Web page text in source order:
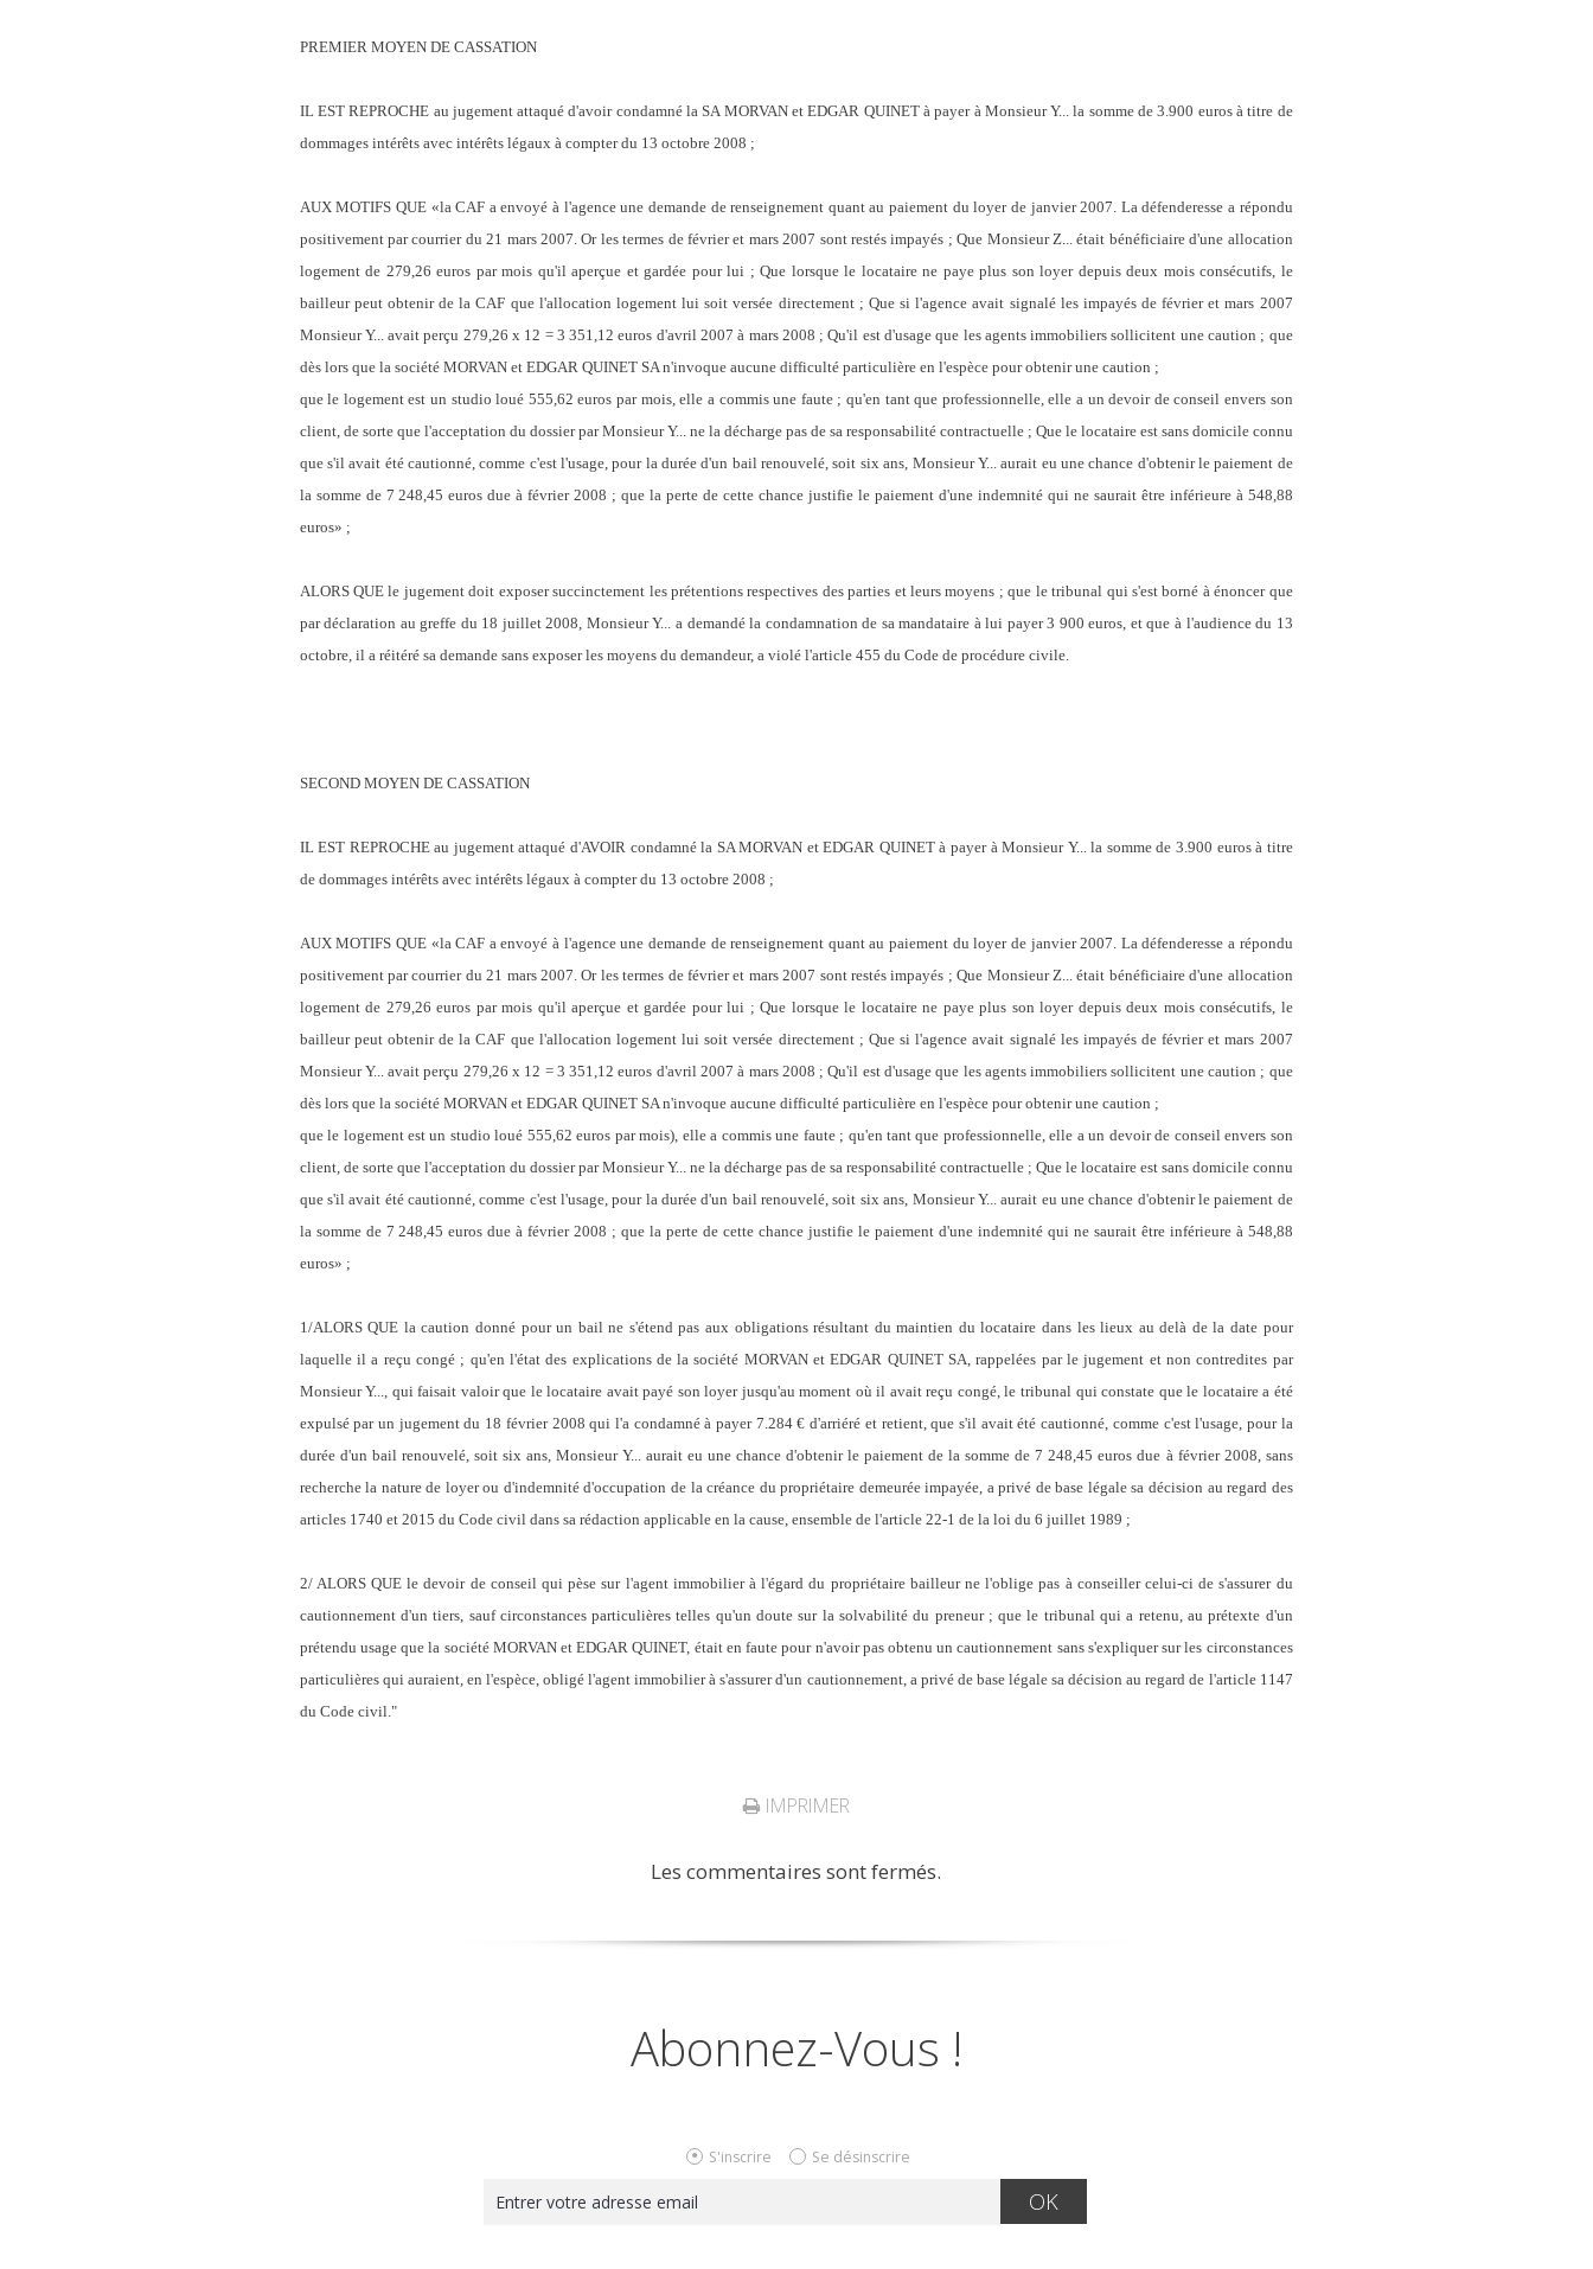
PREMIER MOYEN DE CASSATION
IL EST REPROCHE au jugement attaqué d'avoir condamné la SA MORVAN et EDGAR QUINET à payer à Monsieur Y... la somme de 3.900 euros à titre de
dommages intérêts avec intérêts légaux à compter du 13 octobre 2008 ;
AUX MOTIFS QUE «la CAF a envoyé à l'agence une demande de renseignement quant au paiement du loyer de janvier 2007. La défenderesse a répondu
positivement par courrier du 21 mars 2007. Or les termes de février et mars 2007 sont restés impayés ; Que Monsieur Z... était bénéficiaire d'une allocation
logement de 279,26 euros par mois qu'il aperçue et gardée pour lui ; Que lorsque le locataire ne paye plus son loyer depuis deux mois consécutifs, le
bailleur peut obtenir de la CAF que l'allocation logement lui soit versée directement ; Que si l'agence avait signalé les impayés de février et mars 2007
Monsieur Y... avait perçu 279,26 x 12 = 3 351,12 euros d'avril 2007 à mars 2008 ; Qu'il est d'usage que les agents immobiliers sollicitent une caution ; que
dès lors que la société MORVAN et EDGAR QUINET SA n'invoque aucune difficulté particulière en l'espèce pour obtenir une caution ;
que le logement est un studio loué 555,62 euros par mois, elle a commis une faute ; qu'en tant que professionnelle, elle a un devoir de conseil envers son
client, de sorte que l'acceptation du dossier par Monsieur Y... ne la décharge pas de sa responsabilité contractuelle ; Que le locataire est sans domicile connu
que s'il avait été cautionné, comme c'est l'usage, pour la durée d'un bail renouvelé, soit six ans, Monsieur Y... aurait eu une chance d'obtenir le paiement de
la somme de 7 248,45 euros due à février 2008 ; que la perte de cette chance justifie le paiement d'une indemnité qui ne saurait être inférieure à 548,88
euros» ;
ALORS QUE le jugement doit exposer succinctement les prétentions respectives des parties et leurs moyens ; que le tribunal qui s'est borné à énoncer que
par déclaration au greffe du 18 juillet 2008, Monsieur Y... a demandé la condamnation de sa mandataire à lui payer 3 900 euros, et que à l'audience du 13
octobre, il a réitéré sa demande sans exposer les moyens du demandeur, a violé l'article 455 du Code de procédure civile.
SECOND MOYEN DE CASSATION
IL EST REPROCHE au jugement attaqué d'AVOIR condamné la SA MORVAN et EDGAR QUINET à payer à Monsieur Y... la somme de 3.900 euros à titre
de dommages intérêts avec intérêts légaux à compter du 13 octobre 2008 ;
AUX MOTIFS QUE «la CAF a envoyé à l'agence une demande de renseignement quant au paiement du loyer de janvier 2007. La défenderesse a répondu
positivement par courrier du 21 mars 2007. Or les termes de février et mars 2007 sont restés impayés ; Que Monsieur Z... était bénéficiaire d'une allocation
logement de 279,26 euros par mois qu'il aperçue et gardée pour lui ; Que lorsque le locataire ne paye plus son loyer depuis deux mois consécutifs, le
bailleur peut obtenir de la CAF que l'allocation logement lui soit versée directement ; Que si l'agence avait signalé les impayés de février et mars 2007
Monsieur Y... avait perçu 279,26 x 12 = 3 351,12 euros d'avril 2007 à mars 2008 ; Qu'il est d'usage que les agents immobiliers sollicitent une caution ; que
dès lors que la société MORVAN et EDGAR QUINET SA n'invoque aucune difficulté particulière en l'espèce pour obtenir une caution ;
que le logement est un studio loué 555,62 euros par mois), elle a commis une faute ; qu'en tant que professionnelle, elle a un devoir de conseil envers son
client, de sorte que l'acceptation du dossier par Monsieur Y... ne la décharge pas de sa responsabilité contractuelle ; Que le locataire est sans domicile connu
que s'il avait été cautionné, comme c'est l'usage, pour la durée d'un bail renouvelé, soit six ans, Monsieur Y... aurait eu une chance d'obtenir le paiement de
la somme de 7 248,45 euros due à février 2008 ; que la perte de cette chance justifie le paiement d'une indemnité qui ne saurait être inférieure à 548,88
euros» ;
1/ALORS QUE la caution donné pour un bail ne s'étend pas aux obligations résultant du maintien du locataire dans les lieux au delà de la date pour
laquelle il a reçu congé ; qu'en l'état des explications de la société MORVAN et EDGAR QUINET SA, rappelées par le jugement et non contredites par
Monsieur Y..., qui faisait valoir que le locataire avait payé son loyer jusqu'au moment où il avait reçu congé, le tribunal qui constate que le locataire a été
expulsé par un jugement du 18 février 2008 qui l'a condamné à payer 7.284 € d'arriéré et retient, que s'il avait été cautionné, comme c'est l'usage, pour la
durée d'un bail renouvelé, soit six ans, Monsieur Y... aurait eu une chance d'obtenir le paiement de la somme de 7 248,45 euros due à février 2008, sans
recherche la nature de loyer ou d'indemnité d'occupation de la créance du propriétaire demeurée impayée, a privé de base légale sa décision au regard des
articles 1740 et 2015 du Code civil dans sa rédaction applicable en la cause, ensemble de l'article 22-1 de la loi du 6 juillet 1989 ;
2/ ALORS QUE le devoir de conseil qui pèse sur l'agent immobilier à l'égard du propriétaire bailleur ne l'oblige pas à conseiller celui-ci de s'assurer du
cautionnement d'un tiers, sauf circonstances particulières telles qu'un doute sur la solvabilité du preneur ; que le tribunal qui a retenu, au prétexte d'un
prétendu usage que la société MORVAN et EDGAR QUINET, était en faute pour n'avoir pas obtenu un cautionnement sans s'expliquer sur les circonstances
particulières qui auraient, en l'espèce, obligé l'agent immobilier à s'assurer d'un cautionnement, a privé de base légale sa décision au regard de l'article 1147
du Code civil."
IMPRIMER
Les commentaires sont fermés.
Abonnez-Vous !
S'inscrire Se désinscrire